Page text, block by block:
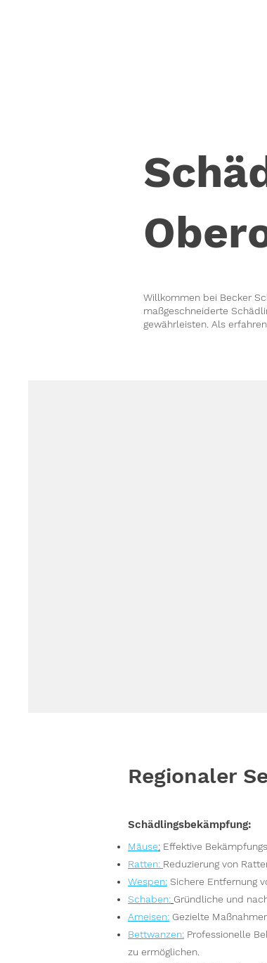
Willkommen bei Becker
maßgeschneiderte
gewährleisten. Als
Regionaler
Schädlingsbekämpfung:
Mäuse: Effektive
Ratten: Reduzierung von
Wespen: Sichere Entfernung
Schaben: Gründliche und
Ameisen: Gezielte
Bettwanzen: Professionelle
zu ermöglichen.